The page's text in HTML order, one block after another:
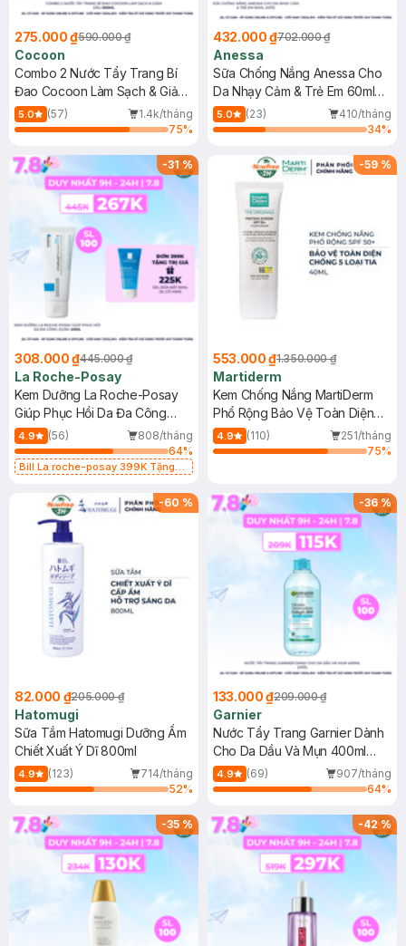
275.000 ₫590.000 ₫
Cocoon
Combo 2 Nước Tẩy Trang Bí
Đao Cocoon Làm Sạch & Giảm
Dầu 500ml
5.0 (57)
1.4k/tháng
75%
432.000 ₫702.000 ₫
Anessa
Sữa Chống Nắng Anessa Cho
Da Nhạy Cảm & Trẻ Em 60ml
(Mới)
5.0 (23)
410/tháng
34%
-31%
308.000 ₫445.000 ₫
La Roche-Posay
Kem Dưỡng La Roche-Posay
Giúp Phục Hồi Da Đa Công
Dụng 40ml
4.9 (56)
808/tháng
64%
Bill La roche-posay 399K Tặng
(SL có hạn)
-59 %
553.000 ₫1.350.000 ₫
Martiderm
Kem Chống Nắng MartiDerm
Phổ Rộng Bảo Vệ Toàn Diện
40ml
4.9 (110)
251/tháng
75%
-60 %
82.000 ₫205.000 ₫
Hatomugi
Sữa Tắm Hatomugi Dưỡng Ẩm
Chiết Xuất Ý Dĩ 800ml
4.9 (123)
714/tháng
52%
-36%
133.000 ₫209.000 ₫
Garnier
Nước Tẩy Trang Garnier Dành
Cho Da Dầu Và Mụn 400ml
(Mới)
4.9 (69)
907/tháng
64%
-35% -42%